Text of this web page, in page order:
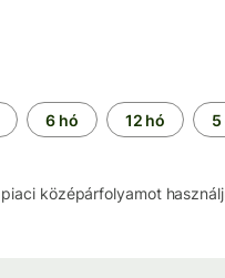
6 hó 12 hó 5
középárfolyamot